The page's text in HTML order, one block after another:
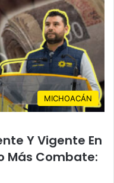
MICHOACÁN
Y Vigente En
Más Combate: